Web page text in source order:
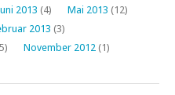
2013 (4) Mai 2013 (12)
2013 (3)
November 2012 (1)